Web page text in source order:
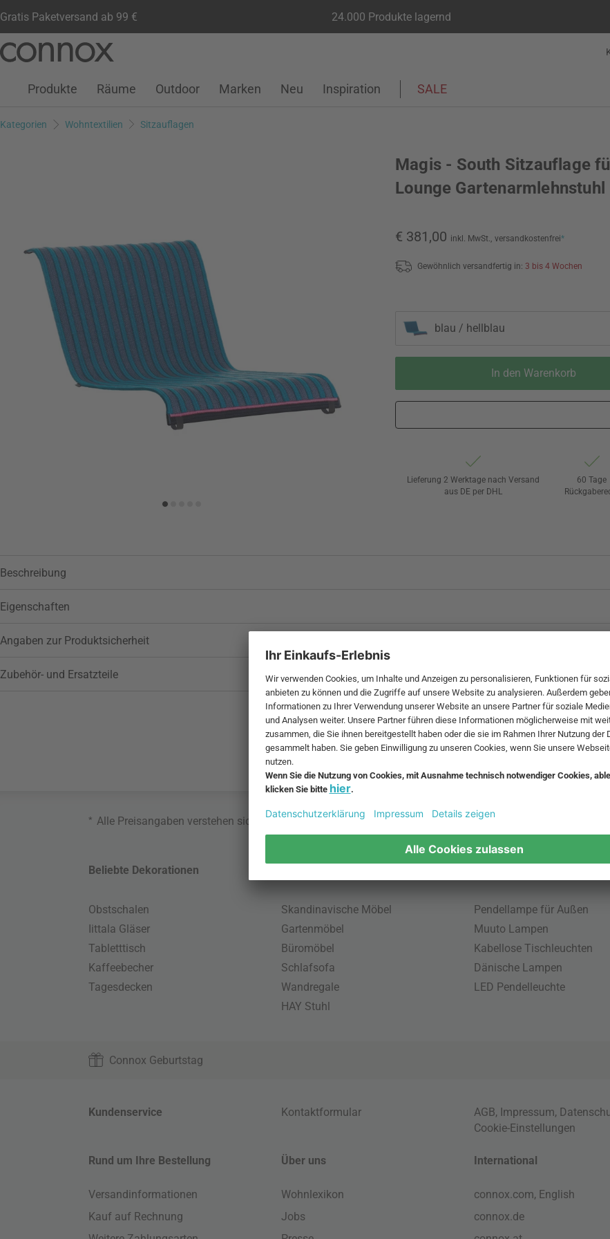
Gratis Paketversand ab 99 € 24.000 Produkte lagernd
Seiteninhalt
Suchfeld
Kundenkonto
Wunschliste
Warenkorb
Produkte Räume Outdoor Marken Neu Inspiration SALE
Kategorien Wohntextilien Sitzauflagen
Magis - South Sitzauflage
Lounge Gartenarmlehnstuhl
€ 381,00 inkl. MwSt., versandkostenfrei*
Gewöhnlich versandfertig in: 3 bis 4 Wochen
blau / hellblau
In den Warenkorb
Wunschliste hinzufügen
Lieferung 2 Werktage nach Versand
aus DE per DHL
60 Tage
Beschreibung
Eigenschaften
Angaben zur Produktsicherheit
Zubehör- und Ersatzteile
* Alle Preisangaben verstehen sich inklusive MwSt. und zzgl.Versandkosten.
Beliebte Dekorationen
Obstschalen
Iittala Gläser
Tabletttisch
Kaffeebecher
Tagesdecken
Skandinavische Möbel
Gartenmöbel
Büromöbel
Schlafsofa
Wandregale
HAY Stuhl
Pendellampe für Außen
Muuto Lampen
Kabellose Tischleuchten
Dänische Lampen
LED Pendelleuchte
Connox Geburtstag
Kundenservice Kontaktformular AGB, Impressum,
Cookie-Einstellungen
Rund um Ihre Bestellung
Versandinformationen
Kauf auf Rechnung
Über uns
Wohnlexikon
Jobs
International
connox.com, English
connox.de